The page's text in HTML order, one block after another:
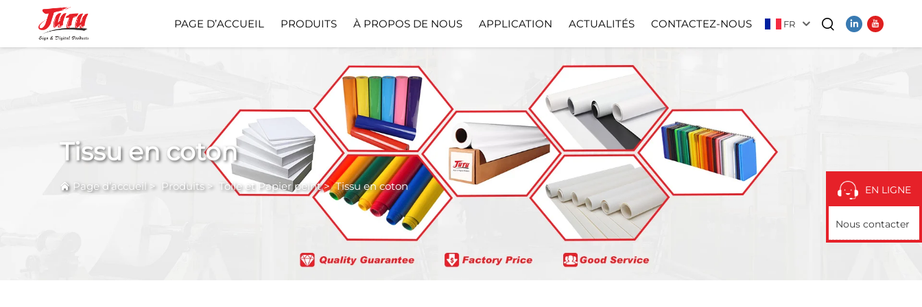
PAGE D’ACCUEIL PRODUITS À PROPOS DE NOUS
Profil De L'Entreprise Télécharger
APPLICATION ACTUALITÉS CONTACTEZ-NOUS FR
EN LIGNE
Nous contacter
Tissu en coton
Page d’accueil> Produits> Toile et Papier peint>Tissu en coton